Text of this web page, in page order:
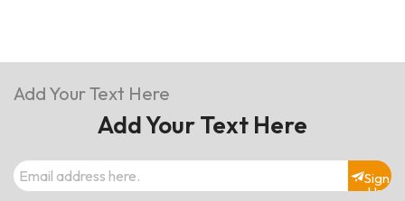
Add Your Text Here
Add Your Text Here
Sign
Up